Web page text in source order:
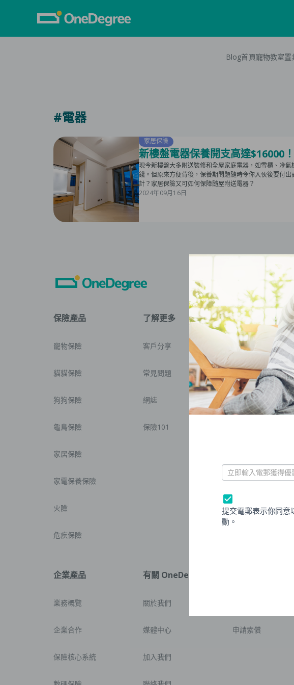
龜鳥保險
獸醫網絡
申請索償
Blog首頁寵物教室置
#電器
家居保險
新樓盤電器保養開支高達$16000
現今新樓盤大多附送裝修和全屋家庭電器，如雪櫃、冷
錢。但原來方便背後，保養期問題隨時令你入伙後要付
計？家居保險又可如何保障隨屋附送電器？
2024年09月16日
保險產品
寵物保險
貓貓保險
狗狗保險
龜鳥保險
家居保險
家電保養保險
火險
危疾保險
了解更多
客戶分享
常見問題
網誌
保險101
推廣優惠
毛範生會員計劃
會員優惠
保險優惠總覽
企業產品
業務概覽
企業合作
保險核心系統
有關 OneDegree
關於我們
媒體中心
加入我們
申請索償
[Home]
Popup
提交電郵表示你同
動。